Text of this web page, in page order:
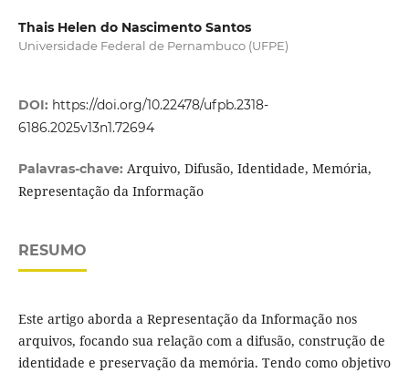
Thais Helen do Nascimento Santos
Universidade Federal de Pernambuco (UFPE)
DOI: https://doi.org/10.22478/ufpb.2318-
6186.2025v13n1.72694
Palavras-chave: Arquivo, Difusão, Identidade, Memória,
Representação da Informação
RESUMO
Este artigo aborda a Representação da Informação nos
arquivos, focando sua relação com a difusão, construção de
identidade e preservação da memória. Tendo como objetivo